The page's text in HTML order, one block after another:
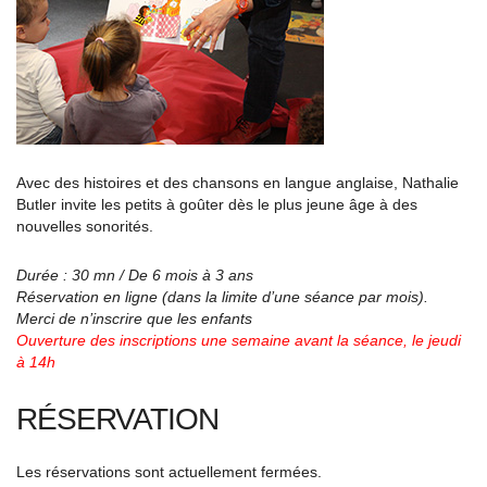
Avec des histoires et des chansons en langue anglaise, Nathalie
Butler invite les petits à goûter dès le plus jeune âge à des
nouvelles sonorités.
Durée : 30 mn / De 6 mois à 3 ans
Réservation en ligne (dans la limite d’une séance par mois).
Merci de n’inscrire que les enfants
Ouverture des inscriptions une semaine avant la séance, le jeudi
à 14h
RÉSERVATION
Les réservations sont actuellement fermées.